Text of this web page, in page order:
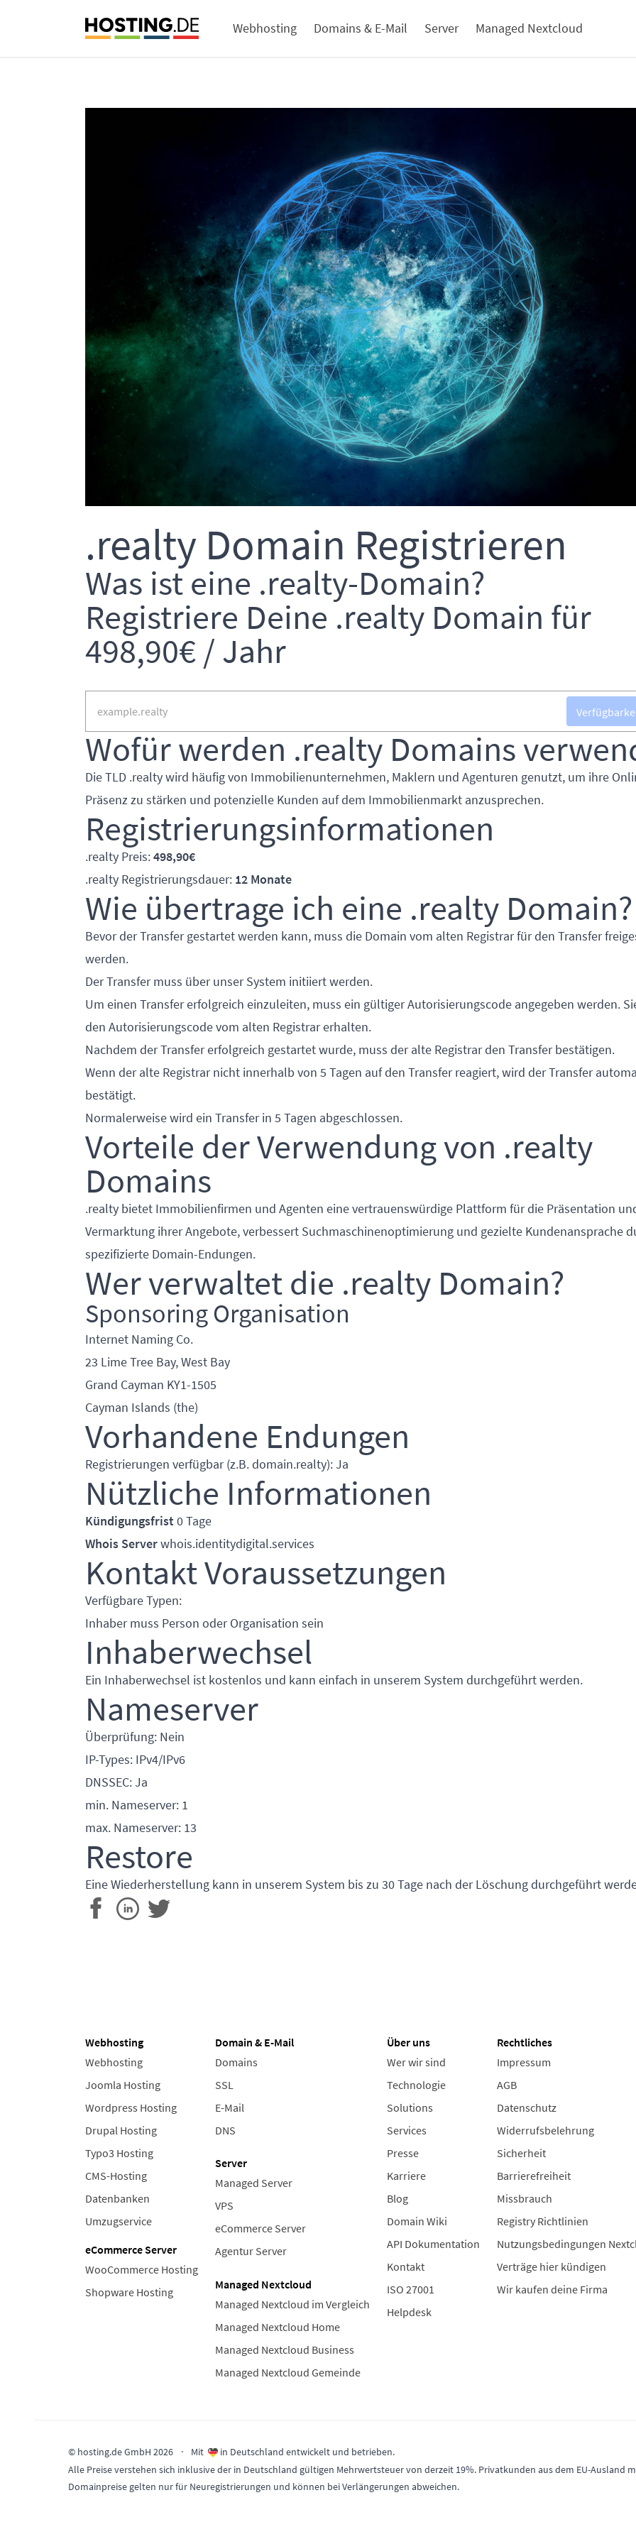
Webhosting Domains & E-Mail Server Managed Nextcloud
.realty Domain Registrieren
Was ist eine .realty-Domain?
Registriere Deine .realty Domain für
498,90€ / Jahr
Wofür werden .realty Domains
Die TLD .realty wird häufig von Immobilienunternehmen, Maklern und Agenturen genutzt, um ihre
Präsenz zu stärken und potenzielle Kunden auf dem Immobilienmarkt anzusprechen.
Registrierungsinformationen
.realty Preis:498,90€
.realty Registrierungsdauer: 12 Monate
Wie übertrage ich eine .realty Domain?
Bevor der Transfer gestartet werden kann, muss die Domain vom alten Registrar für den Transfer
werden.
Der Transfer muss über unser System initiiert werden.
Um einen Transfer erfolgreich einzuleiten, muss ein gültiger Autorisierungscode angegeben werden.
den Autorisierungscode vom alten Registrar erhalten.
Nachdem der Transfer erfolgreich gestartet wurde, muss der alte Registrar den Transfer bestätigen.
Wenn der alte Registrar nicht innerhalb von 5 Tagen auf den Transfer reagiert, wird der Transfer
bestätigt.
Normalerweise wird ein Transfer in 5 Tagen abgeschlossen.
Vorteile der Verwendung von .realty
Domains
.realty bietet Immobilienfirmen und Agenten eine vertrauenswürdige Plattform für die Präsentation
Vermarktung ihrer Angebote, verbessert Suchmaschinenoptimierung und gezielte Kundenansprache
spezifizierte Domain-Endungen.
Wer verwaltet die .realty Domain?
Sponsoring Organisation
Internet Naming Co.
23 Lime Tree Bay, West Bay
Grand Cayman KY1-1505
Cayman Islands (the)
Vorhandene Endungen
Registrierungen verfügbar (z.B. domain.realty): Ja
Nützliche Informationen
Kündigungsfrist 0 Tage
Whois Serverwhois.identitydigital.services
Kontakt Voraussetzungen
Verfügbare Typen:
Inhaber muss Person oder Organisation sein
Inhaberwechsel
Ein Inhaberwechsel ist kostenlos und kann einfach in unserem System durchgeführt werden.
Nameserver
Überprüfung: Nein
IP-Types: IPv4/IPv6
DNSSEC: Ja
min. Nameserver: 1
max. Nameserver: 13
Restore
Eine Wiederherstellung kann in unserem System bis zu 30 Tage nach der Löschung durchgeführt
Webhosting
Webhosting
Joomla Hosting
Wordpress Hosting
Drupal Hosting
Typo3 Hosting
CMS-Hosting
Datenbanken
Umzugservice
eCommerce Server
WooCommerce Hosting
Shopware Hosting
Domain & E-Mail
Domains
SSL
E-Mail
DNS
Server
Managed Server
VPS
eCommerce Server
Agentur Server
Managed Nextcloud
Managed Nextcloud im Vergleich
Managed Nextcloud Home
Managed Nextcloud Business
Managed Nextcloud Gemeinde
Über uns
Wer wir sind
Technologie
Solutions
Services
Presse
Karriere
Blog
Domain Wiki
API Dokumentation
Kontakt
ISO 27001
Helpdesk
Rechtliches
Impressum
AGB
Datenschutz
Widerrufsbelehrung
Sicherheit
Barrierefreiheit
Missbrauch
Registry Richtlinien
Nutzungsbedingungen
Verträge hier kündigen
Wir kaufen deine Firma
© hosting.de GmbH 2026 · Mit
in Deutschland entwickelt und betrieben.
Alle Preise verstehen sich inklusive der in Deutschland gültigen Mehrwertsteuer von derzeit 19%. Privatkunden aus dem EU-Ausland
Domainpreise gelten nur für Neuregistrierungen und können bei Verlängerungen abweichen.